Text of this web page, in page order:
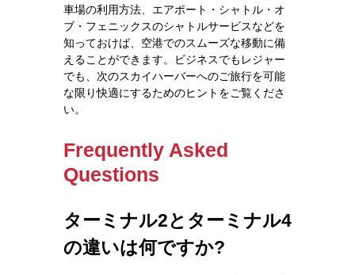
車場の利用方法、エアポート・シャトル・オ
ブ・フェニックスのシャトルサービスなどを
知っておけば、空港でのスムーズな移動に備
えることができます。ビジネスでもレジャー
でも、次のスカイハーバーへのご旅行を可能
な限り快適にするためのヒントをご覧くださ
い。
Frequently Asked
Questions
ターミナル2とターミナル4
の違いは何ですか?